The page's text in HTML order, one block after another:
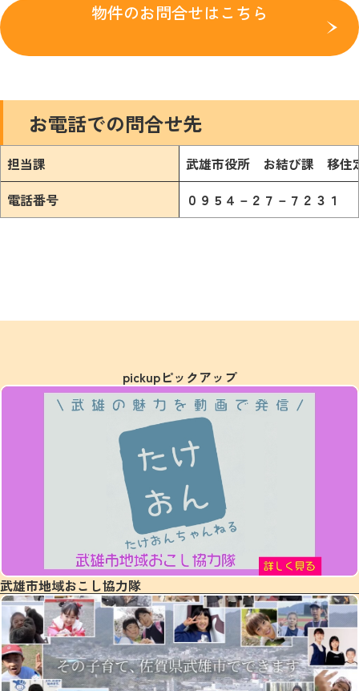
物件のお問合せはこちら
お電話での問合せ先
担当課
武雄市役所 お結び課 移
電話番号
０９５４－２ ７－７２３１
pickupピックアップ
武雄市地域おこし協力隊